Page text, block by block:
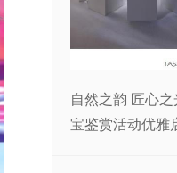
自然之韵 匠心
宝鉴赏活动优雅